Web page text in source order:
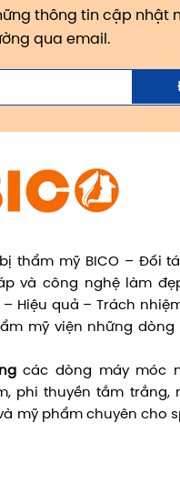
thông tin cập nhật
qua email.
thẩm mỹ BICO – Đối
và công nghệ làm
Hiệu quả – Trách
mỹ viện những
các dòng máy móc
phi thuyền tắm
mỹ phẩm chuyên cho